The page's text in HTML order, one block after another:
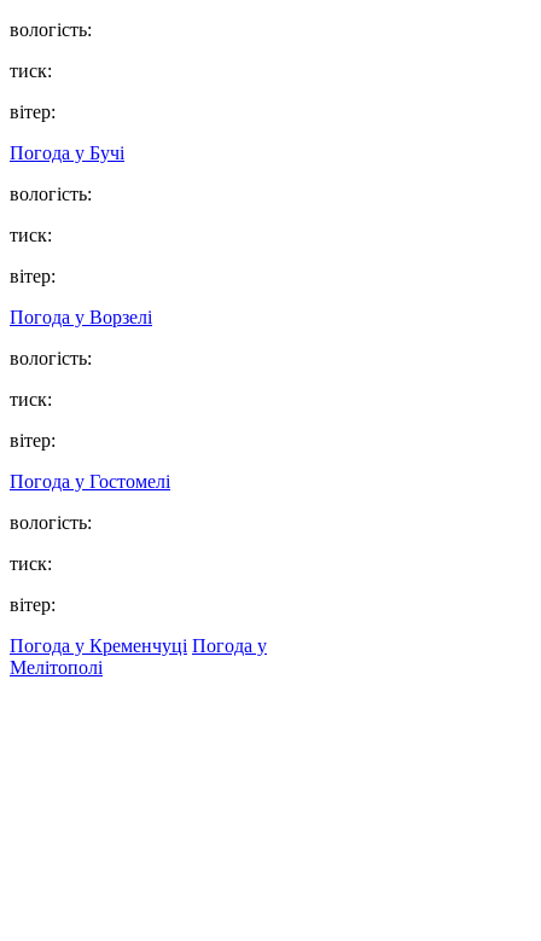
вологість:
тиск:
вітер:
Погода у Бучі
вологість:
тиск:
вітер:
Погода у Ворзелі
вологість:
тиск:
вітер:
Погода у Гостомелі
вологість:
тиск:
вітер:
Погода у Кременчуці Погода у
Мелітополі